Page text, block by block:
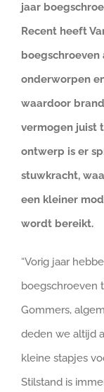
jaar
Recent heeft
onderworpen
waardoor
vermogen juist
ontwerp is er
stuwkracht,
een kleiner
wordt bereikt.
“Vorig jaar
boegschroeven
Gommers,
deden we altijd
kleine stapjes
Stilstand is